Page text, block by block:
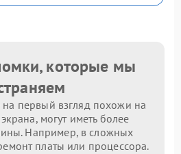
которые мы
первый взгляд похожи на
могут иметь более
Например, в сложных
платы или процессора.